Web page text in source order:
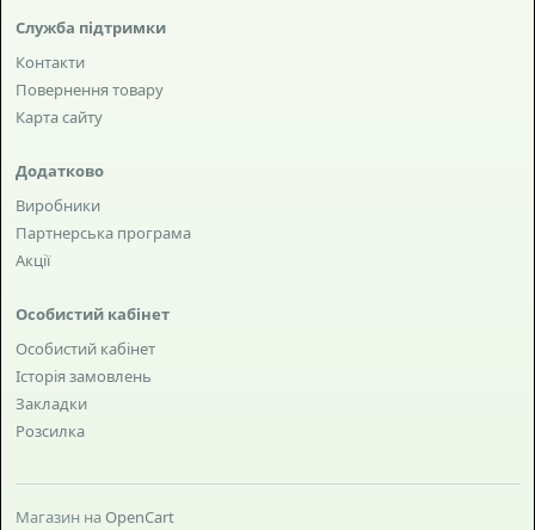
Служба підтримки
Контакти
Повернення товару
Карта сайту
Додатково
Виробники
Партнерська програма
Акції
Особистий кабінет
Особистий кабінет
Історія замовлень
Закладки
Розсилка
Магазин на OpenCart